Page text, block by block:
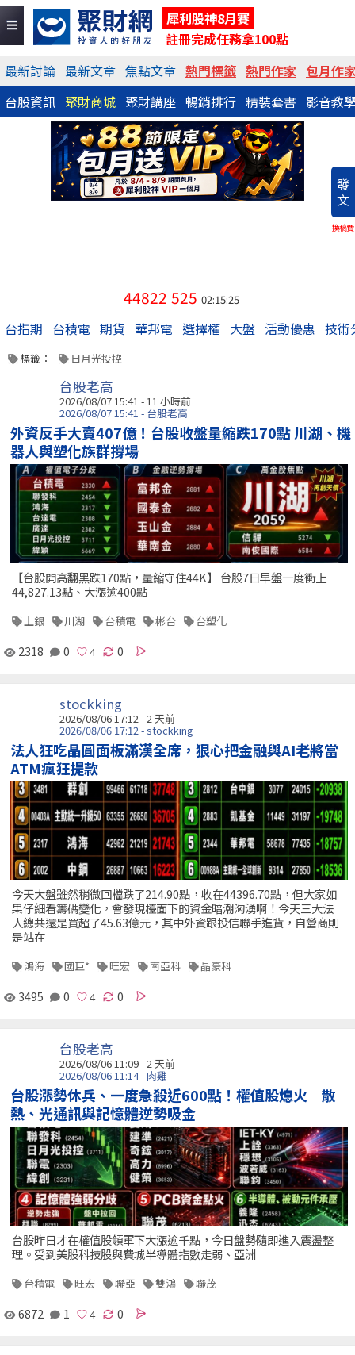
犀利股神8月賽
註冊完成任務拿100點
最新討論 最新文章 焦點文章 熱門標籤 熱門作家 包月作
台股資訊 聚財商城 聚財講座 暢銷排行 精裝套書 影音教
發
文
換稿費
44822 525 02:15:25
台指期 台積電 期貨 華邦電 選擇權 大盤 活動優惠 技術
標籤： 日月光投控
台股老高
2026/08/07 15:41 -11 小時前
2026/08/07 15:41 - 台股老高
外資反手大賣407億！台股收盤量縮跌170點 川湖、機
器人與塑化族群撐場
【台股開高翻黑跌170點，量縮守住44K】 台股7日早盤一度衝上
44,827.13點、大漲逾400點
上銀 川湖 台積電 彬台 台塑化
2318 0 0
stockking
2026/08/06 17:12 - 2 天前
2026/08/06 17:12 - stockking
法人狂吃晶圓面板滿漢全席，狠心把金融與AI老將當
ATM瘋狂提款
今天大盤雖然稍微回檔跌了214.90點，收在44396.70點，但大家如
果仔細看籌碼變化，會發現檯面下的資金暗潮洶湧啊！今天三大法
人總共還是買超了45.63億元，其中外資跟投信聯手進貨，自營商則
是站在
鴻海 國巨* 旺宏 南亞科 晶豪科
3495 0 0
台股老高
2026/08/06 11:09 - 2 天前
2026/08/06 11:14 - 肉雞
台股漲勢休兵、一度急殺近600點！權值股熄火 散
熱、光通訊與記憶體逆勢吸金
台股昨日才在權值股領軍下大漲逾千點，今日盤勢隨即進入震盪整
理。受到美股科技股與費城半導體指數走弱、亞洲
台積電 旺宏 聯亞 雙鴻 聯茂
6872 1 0